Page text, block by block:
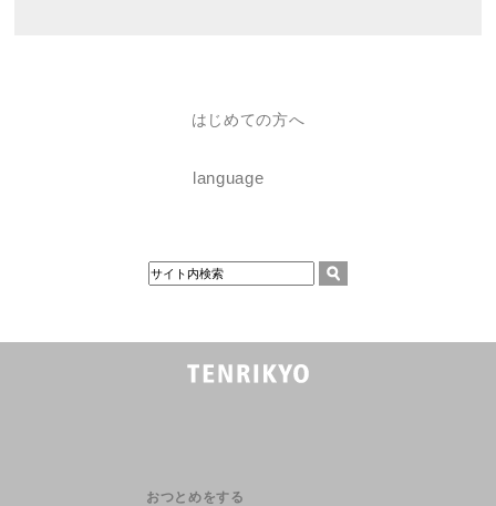
はじめての方へ
language
おつとめをする